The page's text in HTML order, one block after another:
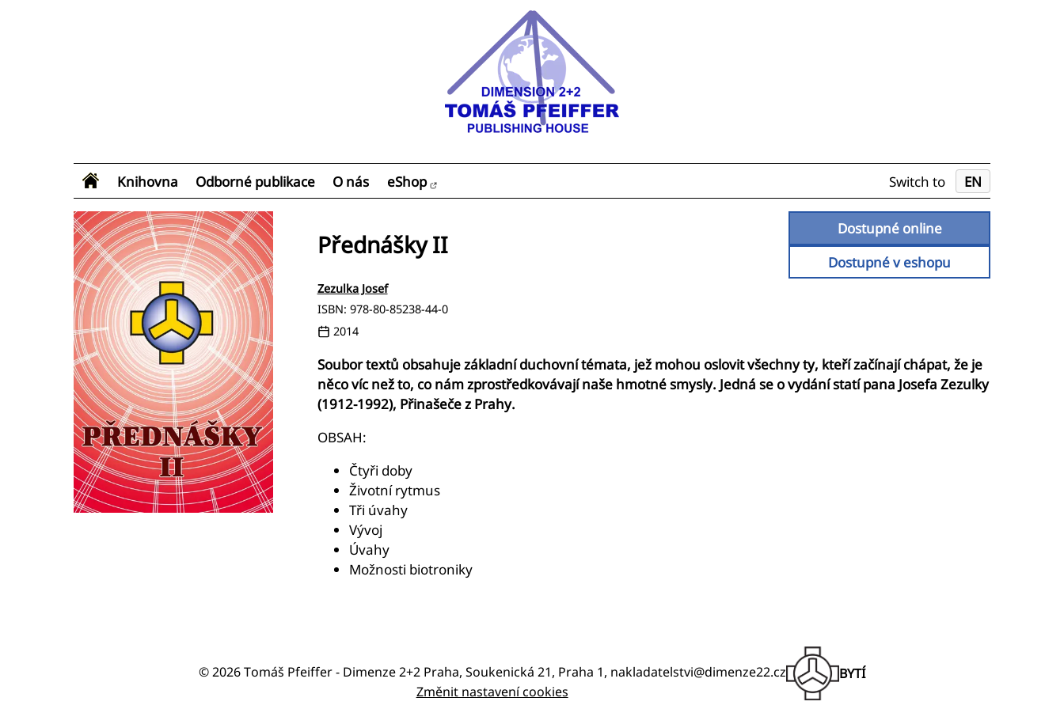
Knihovna Odborné publikace O nás eShop Switch to EN
Přednášky II
Dostupné online
Dostupné v eshopu
Zezulka Josef
ISBN: 978-80-85238-44-0
2014
Soubor textů obsahuje základní duchovní témata, jež mohou oslovit všechny ty, kteří začínají chápat, že je
něco víc než to, co nám zprostředkovávají naše hmotné smysly. Jedná se o vydání statí pana Josefa Zezulky
(1912-1992), Přinašeče z Prahy.
OBSAH:
Čtyři doby
Životní rytmus
Tři úvahy
Vývoj
Úvahy
Možnosti biotroniky
© 2026 Tomáš Pfeiffer - Dimenze 2+2 Praha, Soukenická 21, Praha 1, nakladatelstvi@dimenze22.cz
Změnit nastavení cookies
BYTÍ